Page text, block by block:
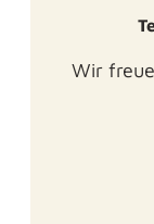
Wir